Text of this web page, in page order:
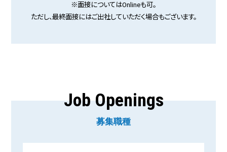
※面接についてはOnlineも可。
ただし、最終面接にはご出社していただく場合もございます。
Job Openings
募集職種